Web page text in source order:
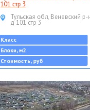
101 стр 3
Тульская обл, Веневский
д 101 стр 3
Класс
Блоки, м2
Стоимость, руб